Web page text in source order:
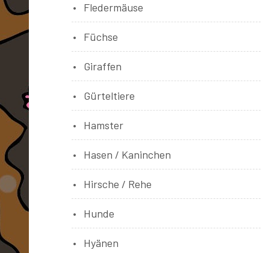
Fledermäuse
Füchse
Giraffen
Gürteltiere
Hamster
Hasen / Kaninchen
Hirsche / Rehe
Hunde
Hyänen